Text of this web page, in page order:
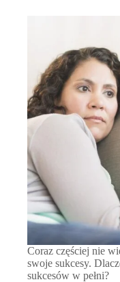
Coraz częściej nie
swoje sukcesy.
sukcesów w pełni?